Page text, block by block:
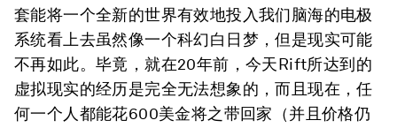
套能将一个全新的世界有效地投入我们脑海的电极
系统看上去虽然像一个科幻白日梦，但是现实可能
不再如此。毕竟，就在20年前，今天Rift所达到的
虚拟现实的经历是完全无法想象的，而且现在，任
何一个人都能花600美金将之带回家（并且价格仍